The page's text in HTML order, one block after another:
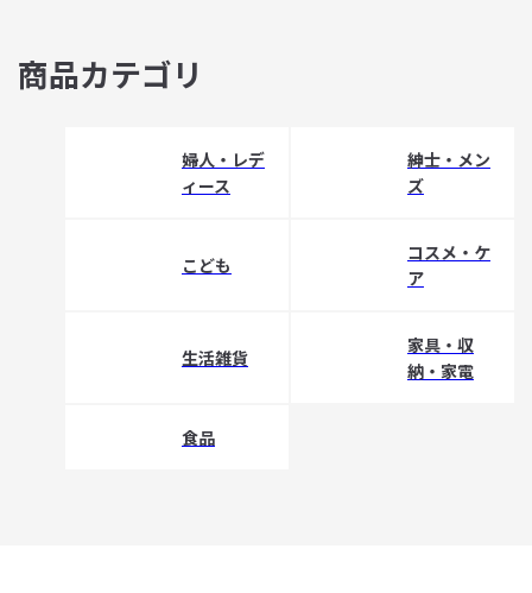
商品カテゴリ
婦人・レデ
ィース
紳士・メン
ズ
こども
コスメ・ケ
ア
生活雑貨
家具・収
納・家電
食品